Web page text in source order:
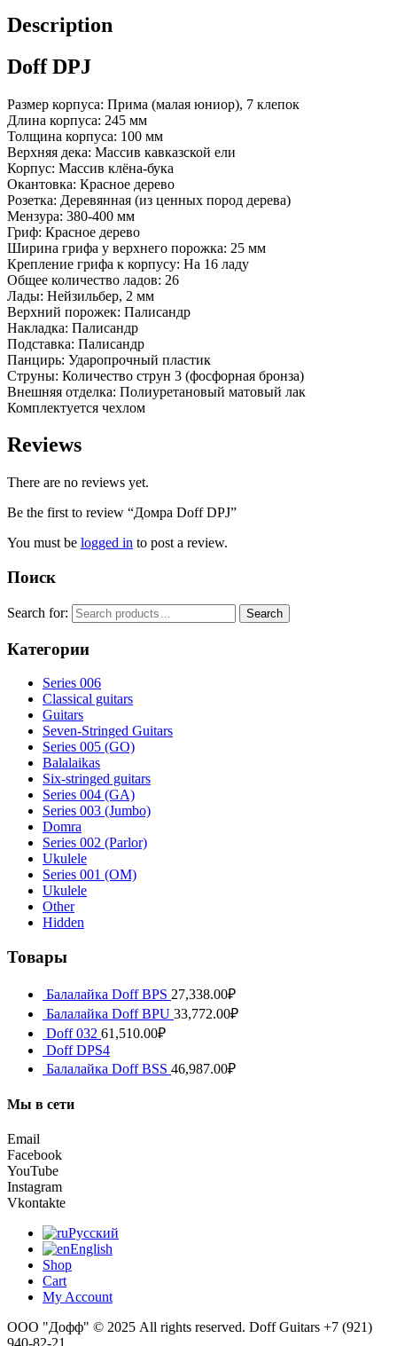
Description
Doff DPJ
Размер корпуса: Прима (малая юниор), 7 клепок
Длина корпуса: 245 мм
Толщина корпуса: 100 мм
Верхняя дека: Массив кавказской ели
Корпус: Массив клёна-бука
Окантовка: Красное дерево
Розетка: Деревянная (из ценных пород дерева)
Мензура: 380-400 мм
Гриф: Красное дерево
Ширина грифа у верхнего порожка: 25 мм
Крепление грифа к корпусу: На 16 ладу
Общее количество ладов: 26
Лады: Нейзильбер, 2 мм
Верхний порожек: Палисандр
Накладка: Палисандр
Подставка: Палисандр
Панцирь: Ударопрочный пластик
Струны: Количество струн 3 (фосфорная бронза)
Внешняя отделка: Полиуретановый матовый лак
Комплектуется чехлом
Reviews
There are no reviews yet.
Be the first to review “Домра Doff DPJ”
You must be logged in to post a review.
Поиск
Search for: Search
Категории
Series 006
Classical guitars
Guitars
Seven-Stringed Guitars
Series 005 (GO)
Balalaikas
Six-stringed guitars
Series 004 (GA)
Series 003 (Jumbo)
Domra
Series 002 (Parlor)
Ukulele
Series 001 (OM)
Ukulele
Other
Hidden
Товары
Балалайка Doff BPS 27,338.00₽
Балалайка Doff BPU 33,772.00₽
Doff 032 61,510.00₽
Doff DPS4
Балалайка Doff BSS 46,987.00₽
Мы в сети
Email
Facebook
YouTube
Instagram
Vkontakte
Русский
English
Shop
Cart
My Account
ООО "Дофф" © 2025 All rights reserved. Doff Guitars +7 (921)